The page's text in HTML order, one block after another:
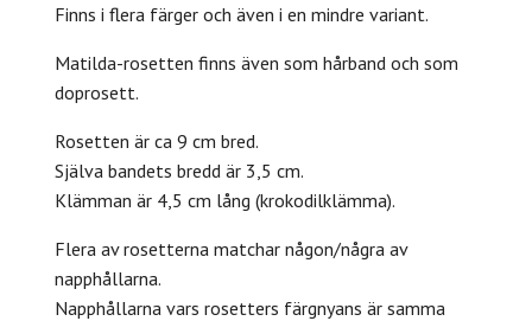
Finns i flera färger och även i en mindre variant.
Matilda-rosetten finns även som hårband och som
doprosett.
Rosetten är ca 9 cm bred.
Själva bandets bredd är 3,5 cm.
Klämman är 4,5 cm lång (krokodilklämma).
Flera av rosetterna matchar någon/några av
napphållarna.
Napphållarna vars rosetters färgnyans är samma